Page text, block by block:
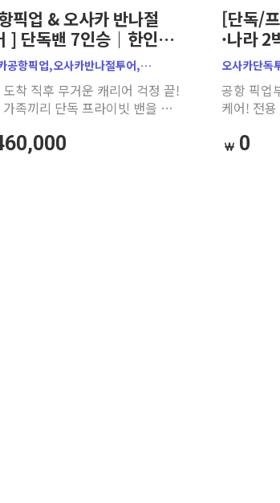
픽업 & 오사카 반나절
] 단독밴 7인승｜한인
가이드｜주유패스 추천
공항픽업,오사카반나절투어,
이공항픽업,오사카단독투어,
프라이빗투어,오사카가족여행,
차량투어,오사카밴투어,
,우메다공중정원,도톤보리,덴포산,
착 직후 무거운 캐리어 걱정 끝!
족끼리 단독 프라이빗 밴을 타고
차게 여행한 뒤 호텔까지 편안하게
해 드리는 완벽한 첫날 필수
[단독/
·나라 2
(공항
가이드)
오사카단독
오사카가
오사카맞춤
부모님동반
공항 픽업
케어! 전
가족 여행
0